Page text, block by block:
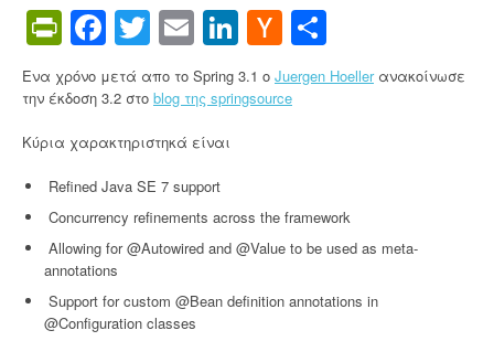
l
W
b
S
r
v
i
c
e
PrintFriendly
Facebook
Twitter
EmailLinkedIn
Hacker
News
Ενα χρόνο μετά απο το Spring 3.1 ο Juergen Hoellerανακοίνωσε
την έκδοση 3.2 στο blog της springsource
Κύρια χαρακτηριστηκά είναι
Refined Java SE 7 support
Concurrency refinements across the framework
Allowing for @Autowired and @Value to be used as meta-
annotations
Support for custom @Bean definition annotations in
@Configuration classes